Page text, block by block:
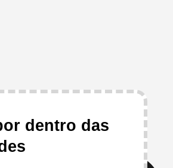
dentro das